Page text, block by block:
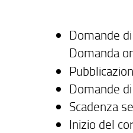
Domande
Domanda
Domande
Scadenza
Inizio del